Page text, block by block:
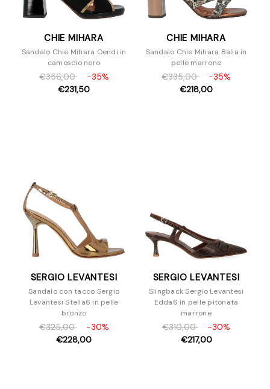
CHIE MIHARA
Sandalo Chie Mihara Oendi in
camoscio nero
€356,00
-35%
€231,50
CHIE MIHARA
Sandalo Chie Mihara Balia in
pelle marrone
€335,00
-35%
€218,00
SERGIO LEVANTESI
Sandalo con tacco Sergio
Levantesi Stella6 in pelle
bronzo
€325,00
-30%
€228,00
SERGIO LEVANTESI
Slingback Sergio Levantesi
Edda6 in pelle pitonata
marrone
€310,00
-30%
€217,00